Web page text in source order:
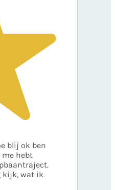
blij ok ben
me hebt
kijk, wat ik